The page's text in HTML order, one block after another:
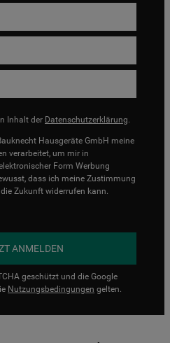
Inhalt der Datenschutzerklärung.
Hausgeräte GmbH meine
verarbeitet, um mir in
Form Werbung
dass ich meine Zustimmung
Zukunft widerrufen kann.
ANMELDEN
geschützt und die Google
Nutzungsbedingungen gelten.